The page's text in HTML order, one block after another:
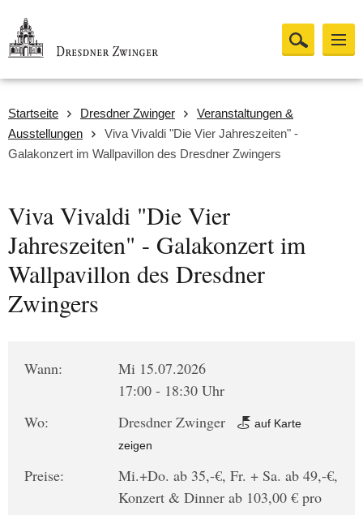
Startseite Dresdner Zwinger
Veranstaltungen &
Ausstellungen
Viva Vivaldi "Die Vier Jahreszeiten" -
Galakonzert im Wallpavillon des Dresdner Zwingers
Viva Vivaldi "Die Vier
Jahreszeiten" - Galakonzert im
Wallpavillon des Dresdner
Zwingers
Wann:
Mi 15.07.2026
17:00 - 18:30 Uhr
Wo:
Dresdner Zwinger
auf Karte
zeigen
Preise:
Mi.+Do. ab 35,-€, Fr. + Sa. ab 49,-€,
Konzert & Dinner ab 103,00 € pro